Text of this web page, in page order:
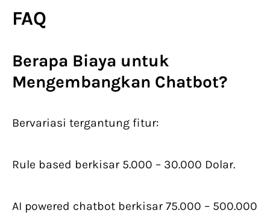
FAQ
Berapa Biaya untuk
Mengembangkan Chatbot?
Bervariasi tergantung fitur:
Rule based berkisar 5.000 – 30.000 Dolar.
AI powered chatbot berkisar 75.000 – 500.000